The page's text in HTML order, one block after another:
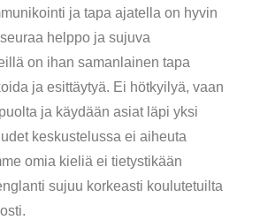
ja tapa ajatella on hyvin
helppo ja sujuva
on ihan samanlainen tapa
ja esittäytyä. Ei hötkyilyä, vaan
ja käydään asiat läpi yksi
keskustelussa ei aiheuta
omia kieliä ei tietystikään
sujuu korkeasti koulutetuilta